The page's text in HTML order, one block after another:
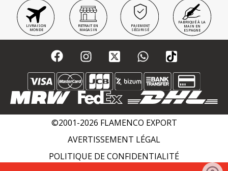
LIVRAISON
MONDE
RETRAIT EN
MAGASIN
PAIEMENT
SÉCURISÉ
FABRIQUÉ À LA
MAIN EN
ESPAGNE
©2001-2026 FLAMENCO EXPORT
AVERTISSEMENT LÉGAL
POLITIQUE DE CONFIDENTIALITÉ